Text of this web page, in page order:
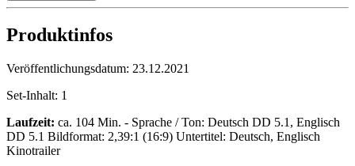
Produktinfos
Veröffentlichungsdatum: 23.12.2021
Set-Inhalt: 1
Laufzeit: ca. 104 Min. - Sprache / Ton: Deutsch DD 5.1, Englisch
DD 5.1 Bildformat: 2,39:1 (16:9) Untertitel: Deutsch, Englisch
Kinotrailer